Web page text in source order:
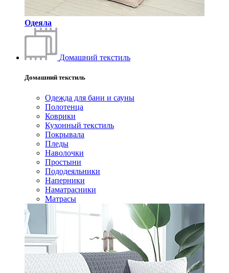
Одеяла
Домашний текстиль
Домашний текстиль
Одежда для бани и сауны
Полотенца
Коврики
Кухонный текстиль
Покрывала
Пледы
Наволочки
Простыни
Пододеяльники
Наперники
Наматрасники
Матрасы